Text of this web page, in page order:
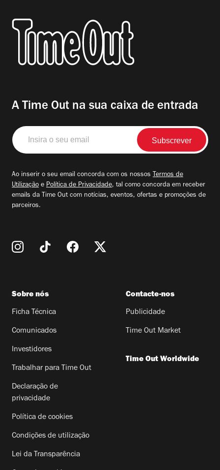
A Time Out na sua caixa de entrada
Insira
o
seu
Ao inserir o seu email concorda com os nossos Termos de
Utilização e Política de Privacidade, tal como concorda em receber
emails da Time Out com notícias, eventos, ofertas e promoções de
parceiros.
Sobre nós
Ficha Técnica
Comunicados
Investidores
Trabalhar para Time Out
Declaração de
privacidade
Política de cookies
Condições de utilização
Lei da Transparência
Contacte-nos
Publicidade
Time Out Market
Time Out Worldwide